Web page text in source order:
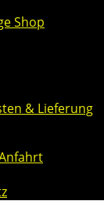
Shop
& Lieferung